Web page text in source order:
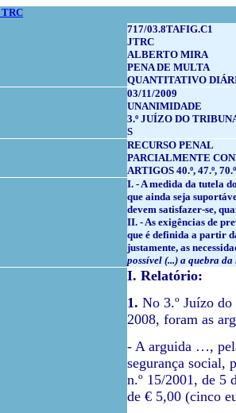
TRC
717/03.8TAFIG.C1
JTRC
ALBERTO MIRA
PENA DE MULTA
QUANTITATIVO
03/11/2009
UNANIMIDADE
3.º JUÍZO DO
S
RECURSO PENAL
PARCIALMENTE
ARTIGOS 40.º, 47.º,
I. - A medida da tutela
que ainda seja
devem satisfazer-se,
II. - As exigências de
que é definida a partir
justamente, as
possível (...) a quebra
I. Relatório:
1. No 3.º Juízo
2008, foram as
- A arguida …,
segurança social,
n.º 15/2001, de 5
de € 5,00 (cinco